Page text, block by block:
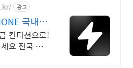
광고
국내
컨디션으로!
요 전국 각